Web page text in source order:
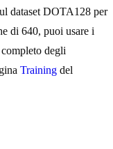
dataset DOTA128 per
di 640, puoi usare i
degli
Training del